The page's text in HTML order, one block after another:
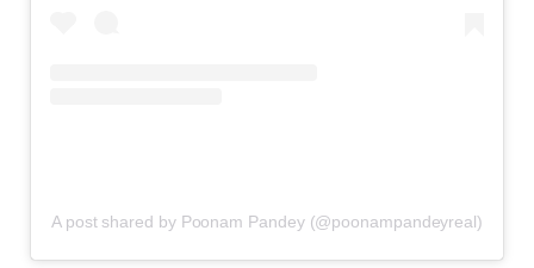
A post shared by Poonam Pandey (@poonampandeyreal)